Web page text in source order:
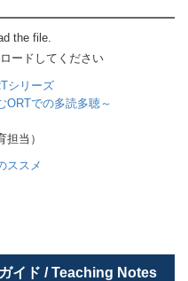
the file.
ードしてください
シリーズ
ORTでの多読多聴～
当）
ススメ
イド / Teaching Notes